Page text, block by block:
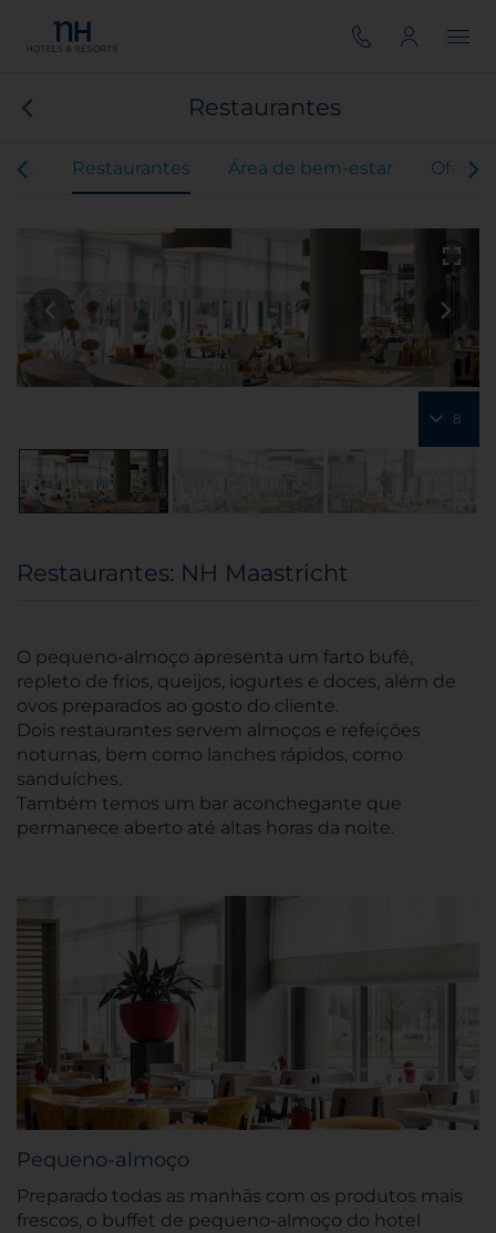
Restaurantes
Restaurantes Área de bem-estar Ofertas
8
Restaurantes: NH Maastricht
O pequeno-almoço apresenta um farto bufê,
repleto de frios, queijos, iogurtes e doces, além de
ovos preparados ao gosto do cliente.
Dois restaurantes servem almoços e refeições
noturnas, bem como lanches rápidos, como
sanduíches.
Também temos um bar aconchegante que
permanece aberto até altas horas da noite.
Pequeno-almoço
Preparado todas as manhãs com os produtos mais
frescos, o buffet de pequeno-almoço do hotel